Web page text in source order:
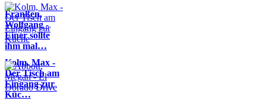
Franßen,
Wolfgang -
Einer sollte
ihm mal…
Kolm, Max -
Der Tisch am
Eingang zur
Küc…